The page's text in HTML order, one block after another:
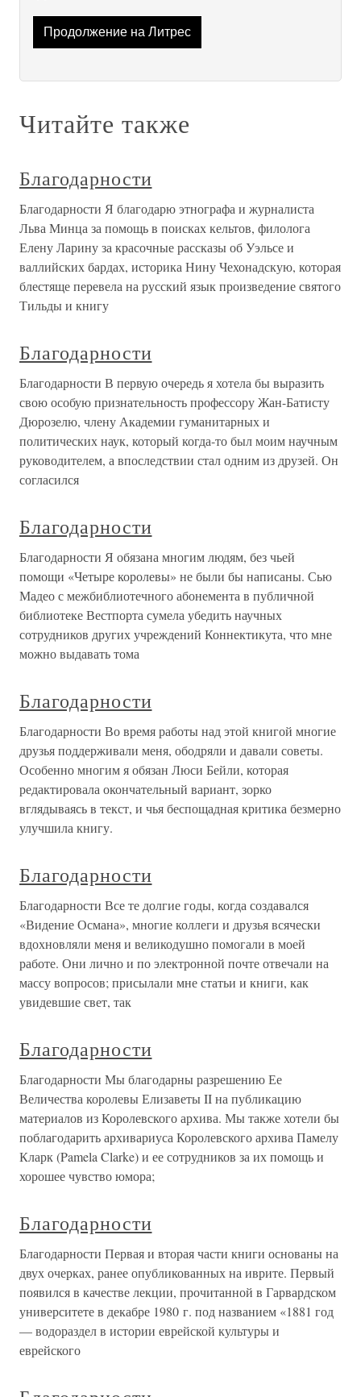
Продолжение на Литрес
Читайте также
Благодарности
Благодарности Я благодарю этнографа и журналиста
Льва Минца за помощь в поисках кельтов, филолога
Елену Ларину за красочные рассказы об Уэльсе и
валлийских бардах, историка Нину Чехонадскую, которая
блестяще перевела на русский язык произведение святого
Тильды и книгу
Благодарности
Благодарности В первую очередь я хотела бы выразить
свою особую признательность профессору Жан-Батисту
Дюрозелю, члену Академии гуманитарных и
политических наук, который когда-то был моим научным
руководителем, а впоследствии стал одним из друзей. Он
согласился
Благодарности
Благодарности Я обязана многим людям, без чьей
помощи «Четыре королевы» не были бы написаны. Сью
Мадео с межбиблиотечного абонемента в публичной
библиотеке Вестпорта сумела убедить научных
сотрудников других учреждений Коннектикута, что мне
можно выдавать тома
Благодарности
Благодарности Во время работы над этой книгой многие
друзья поддерживали меня, ободряли и давали советы.
Особенно многим я обязан Люси Бейли, которая
редактировала окончательный вариант, зорко
вглядываясь в текст, и чья беспощадная критика безмерно
улучшила книгу.
Благодарности
Благодарности Все те долгие годы, когда создавался
«Видение Османа», многие коллеги и друзья всячески
вдохновляли меня и великодушно помогали в моей
работе. Они лично и по электронной почте отвечали на
массу вопросов; присылали мне статьи и книги, как
увидевшие свет, так
Благодарности
Благодарности Мы благодарны разрешению Ее
Величества королевы Елизаветы II на публикацию
материалов из Королевского архива. Мы также хотели бы
поблагодарить архивариуса Королевского архива Памелу
Кларк (Pamela Clarke) и ее сотрудников за их помощь и
хорошее чувство юмора;
Благодарности
Благодарности Первая и вторая части книги основаны на
двух очерках, ранее опубликованных на иврите. Первый
появился в качестве лекции, прочитанной в Гарвардском
университете в декабре 1980 г. под названием «1881 год
— водораздел в истории еврейской культуры и
еврейского